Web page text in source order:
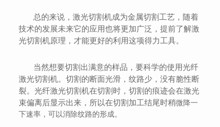
总的来说，激光切割机成为金属切割工艺，随着
技术的发展未来它的应用也将更加广泛，提前了解激
光切割机原理，才能更好的利用这项得力工具。
当然想要切割出满意的样品，要科学的使用光纤
激光切割机。切割的断面光滑，纹路少，没有脆性断
裂。光纤激光切割机在切割时，切割的痕迹会在激光
束偏离后显示出来，所以在切割加工结尾时稍微降一
下速率，可以消除纹路的形成。